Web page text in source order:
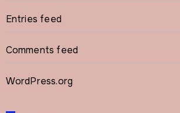
Entries feed
Comments feed
WordPress.org